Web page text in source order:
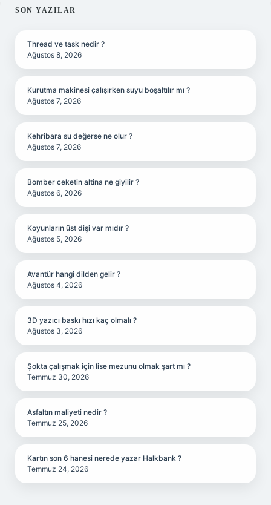
SIDEBAR
SON YAZILAR
Thread ve task nedir ?
Ağustos 8, 2026
Kurutma makinesi çalışırken suyu boşaltılır mı ?
Ağustos 7, 2026
Kehribara su değerse ne olur ?
Ağustos 7, 2026
Bomber ceketin altina ne giyilir ?
Ağustos 6, 2026
Koyunların üst dişi var mıdır ?
Ağustos 5, 2026
Avantür hangi dilden gelir ?
Ağustos 4, 2026
3D yazıcı baskı hızı kaç olmalı ?
Ağustos 3, 2026
Şokta çalışmak için lise mezunu olmak şart mı ?
Temmuz 30, 2026
Asfaltın maliyeti nedir ?
Temmuz 25, 2026
Kartın son 6 hanesi nerede yazar Halkbank ?
Temmuz 24, 2026